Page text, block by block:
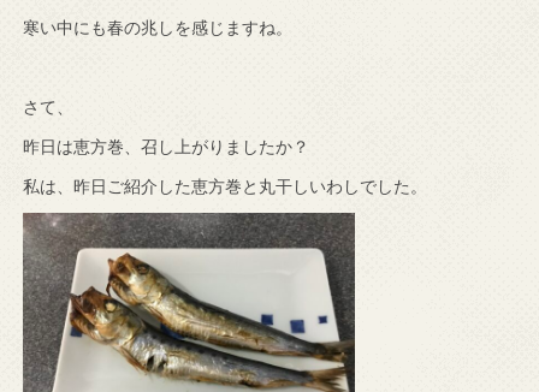
寒い中にも春の兆しを感じますね。
さて、
昨日は恵方巻、召し上がりましたか？
私は、昨日ご紹介した恵方巻と丸干しいわしでした。